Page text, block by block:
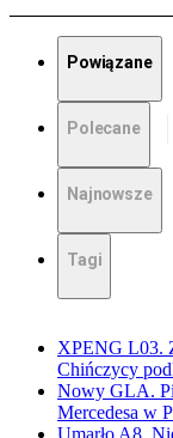
Powiązane
Polecane
Najnowsze
Tagi
XPENG L03.
Chińczycy
Nowy GLA.
Mercedesa w
Umarło A8.